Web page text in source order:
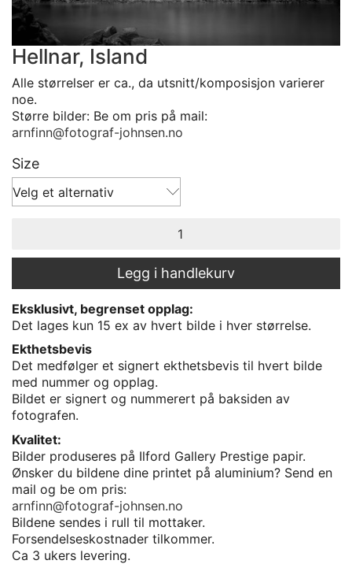
Hellnar, Island
Alle størrelser er ca., da utsnitt/komposisjon varierer
noe.
Større bilder: Be om pris på mail:
arnfinn@fotograf-johnsen.no
Size
Velg et alternativ
antall
Legg i handlekurv
Eksklusivt, begrenset opplag:
Det lages kun 15 ex av hvert bilde i hver størrelse.
Ekthetsbevis
Det medfølger et signert ekthetsbevis til hvert bilde
med nummer og opplag.
Bildet er signert og nummerert på baksiden av
fotografen.
Kvalitet:
Bilder produseres på Ilford Gallery Prestige papir.
Ønsker du bildene dine printet på aluminium? Send en
mail og be om pris:
arnfinn@fotograf-johnsen.no
Bildene sendes i rull til mottaker.
Forsendelseskostnader tilkommer.
Ca 3 ukers levering.